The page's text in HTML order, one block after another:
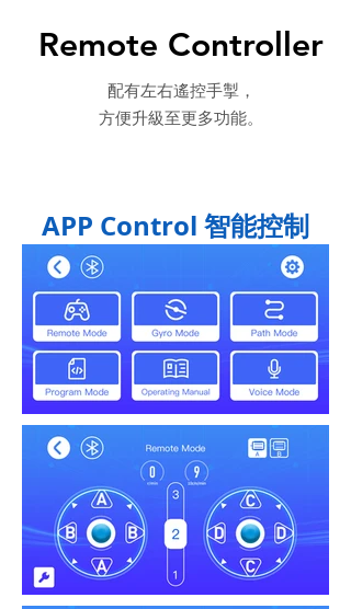
Remote Controller
配有左右遙控手掣，
方便升級至更多功能。
APP Control 智能控制